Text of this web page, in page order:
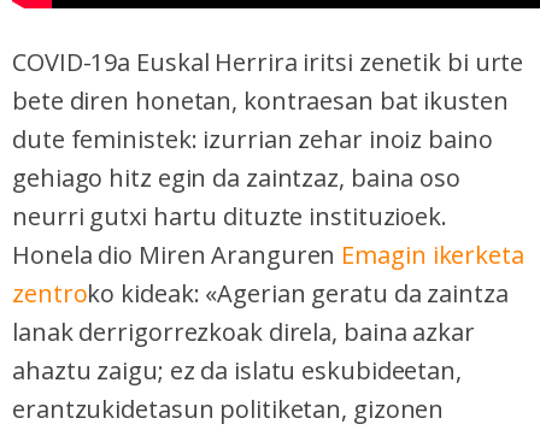
COVID-19a Euskal Herrira iritsi zenetik bi urte
bete diren honetan, kontraesan bat ikusten
dute feministek: izurrian zehar inoiz baino
gehiago hitz egin da zaintzaz, baina oso
neurri gutxi hartu dituzte instituzioek.
Honela dio Miren Aranguren Emagin ikerketa
zentroko kideak: «Agerian geratu da zaintza
lanak derrigorrezkoak direla, baina azkar
ahaztu zaigu; ez da islatu eskubideetan,
erantzukidetasun politiketan, gizonen